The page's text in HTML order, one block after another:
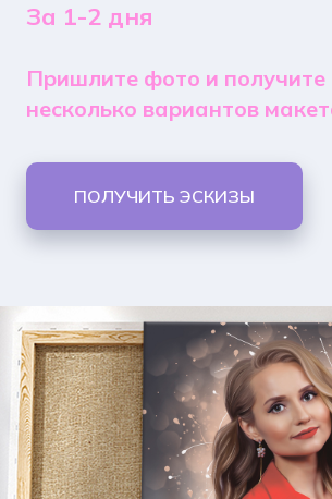
За 1-2 дня
Пришлите фото и получите
несколько вариантов
ПОЛУЧИТЬ ЭСКИЗЫ